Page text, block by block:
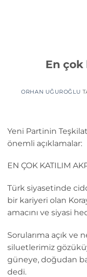
En çok
ORHAN UĞUROĞLU
Yeni Partinin
önemli açıklamalar:
EN ÇOK KATILIM
Türk siyasetinde
bir kariyeri olan
amacını ve siyasi
Sorularıma açık ve
siluetlerimiz
güneye, doğudan
dedi.